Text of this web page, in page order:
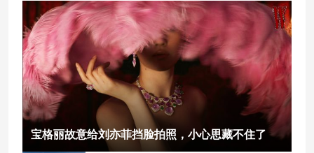
宝格丽故意给刘亦菲挡脸拍照，小心思藏不住了